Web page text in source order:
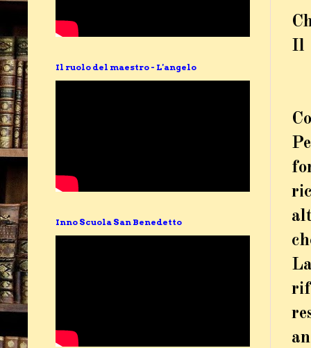
Il
Il ruolo del maestro - L'angelo
Inno Scuola San Benedetto